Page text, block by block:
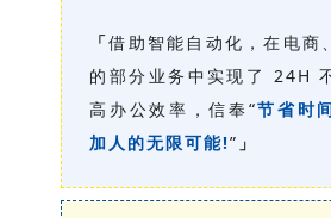
「借助智能自动化，在电商
的部分业务中实现了 24H
高办公效率，信奉“节省时
加人的无限可能!” 」